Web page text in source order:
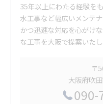
35年以上にわたる経験を
水工事など幅広いメンテ
かつ迅速な対応を心がけ
な工事を大阪で提案いたし
〒
大阪府吹
090-